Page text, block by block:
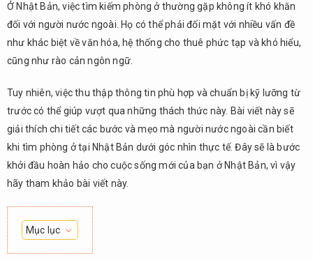
Ở Nhật Bản, việc tìm kiếm phòng ở thường gặp không ít khó khăn
đối với người nước ngoài. Họ có thể phải đối mặt với nhiều vấn đề
như khác biệt về văn hóa, hệ thống cho thuê phức tạp và khó hiểu,
cũng như rào cản ngôn ngữ.
Tuy nhiên, việc thu thập thông tin phù hợp và chuẩn bị kỹ lưỡng từ
trước có thể giúp vượt qua những thách thức này. Bài viết này sẽ
giải thích chi tiết các bước và mẹo mà người nước ngoài cần biết
khi tìm phòng ở tại Nhật Bản dưới góc nhìn thực tế. Đây sẽ là bước
khởi đầu hoàn hảo cho cuộc sống mới của bạn ở Nhật Bản, vì vậy
hãy tham khảo bài viết này.
Mục lục
1.